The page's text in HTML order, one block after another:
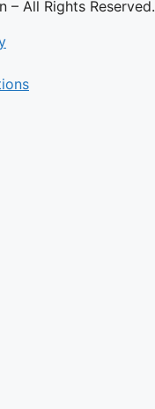
– All Rights Reserved.